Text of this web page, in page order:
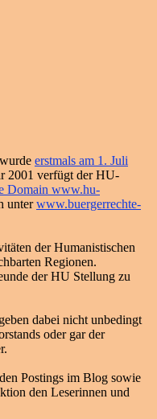
erstmals am 1. Juli
2001 verfügt der HU-
Domain www.hu-
unterwww.buergerrechte-
der Humanistischen
Regionen.
der HU Stellung zu
dabei nicht unbedingt
oder gar der
Postings im Blog sowie
den Leserinnen und